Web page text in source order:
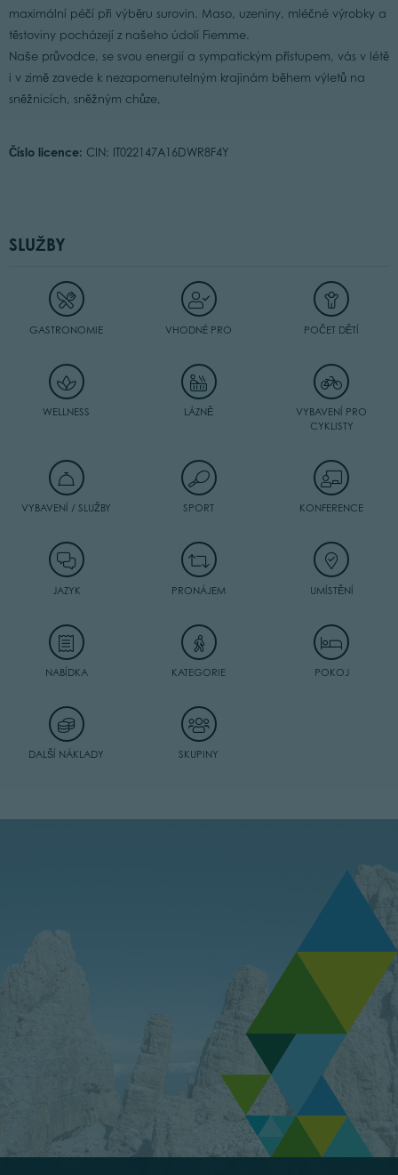
maximální péčí při výběru surovin. Maso, uzeniny, mléčné výrobky a
těstoviny pocházejí z našeho údolí Fiemme.
Naše průvodce, se svou energií a sympatickým přístupem, vás v létě
i v zimě zavede k nezapomenutelným krajinám během výletů na
sněžnicích, sněžným chůze,
Číslo licence: CIN: IT022147A16DWR8F4Y
SLUŽBY
GASTRONOMIE VHODNÉ PRO POČET DĚTÍ
WELLNESS LÁZNĚ
VYBAVENÍ PRO
CYKLISTY
VYBAVENÍ / SLUŽBY SPORT KONFERENCE
JAZYK PRONÁJEM UMÍSTĚNÍ
NABÍDKA KATEGORIE POKOJ
DALŠÍ NÁKLADY SKUPINY